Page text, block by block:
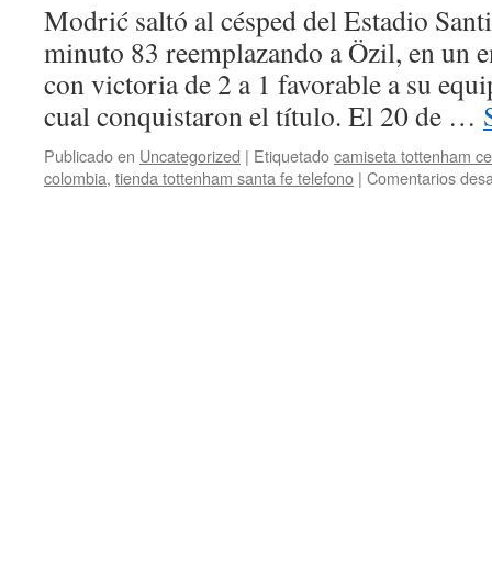
Modrić saltó al césped del Estadio
minuto 83 reemplazando a Özil, en un
con victoria de 2 a 1 favorable a su
cual conquistaron el título. El 20 de …
Publicado en Uncategorized | Etiquetadocamiseta tottenham
colombia, tienda tottenham santa fe telefono | Comentarios